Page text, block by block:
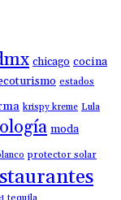
chicago cocina
estados
krispy kreme Lula
moda
protector solar